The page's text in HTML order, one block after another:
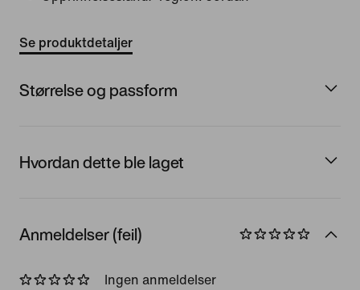
Se produktdetaljer
Størrelse og passform
Hvordan dette ble laget
Anmeldelser (feil)
Ingen anmeldelser